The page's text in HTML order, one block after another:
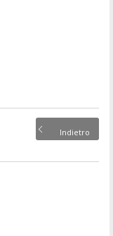
Indietro